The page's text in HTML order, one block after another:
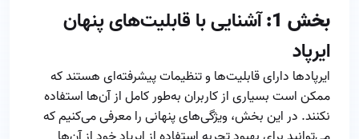
بخش 1:
آشنایی با قابلیت‌های پنهان
ایرپاد
ایرپادها دارای قابلیت‌ها و تنظیمات پیشرفته‌ای هستند که
ممکن است بسیاری از کاربران به‌طور کامل از آن‌ها استفاده
نکنند. در این بخش، ویژگی‌های پنهانی را معرفی می‌کنیم که